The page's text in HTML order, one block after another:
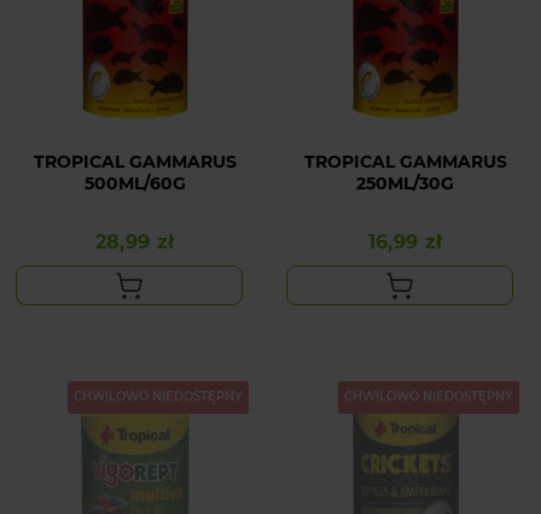
TROPICAL GAMMARUS
500ML/60G
Cena
28,99 zł
TROPICAL GAMMARUS
250ML/30G
Cena
16,99 zł
CHWILOWO NIEDOSTĘPNY CHWILOWO NIEDOSTĘPNY